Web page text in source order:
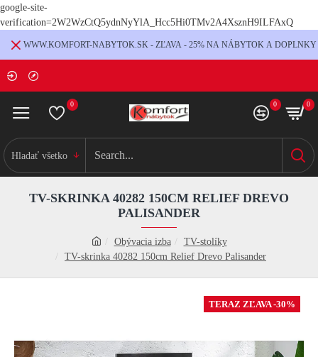
google-site-
verification=2W2WzCtQ5ydnNyYlA_Hcc5Hi0TMv2A4XsznH9ILFAxQ
WWW.KOMFORT-NABYTOK.SK - ZĽAVA - 25% NA NÁBYTOK A DOPLNKY
0 0 0
Hladať všetko
Obývacia izba
TV-stolíky
TV-skrinka 40282 150cm Relief Drevo Palisander
TV-SKRINKA 40282 150CM RELIEF DREVO
PALISANDER
TERAZ ZĽAVA -30%